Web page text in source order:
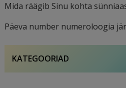
Mida räägib Sinu kohta
Päeva number numeroloogia
KATEGOORIAD